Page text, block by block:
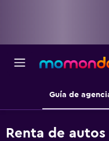
Guía de
Renta de